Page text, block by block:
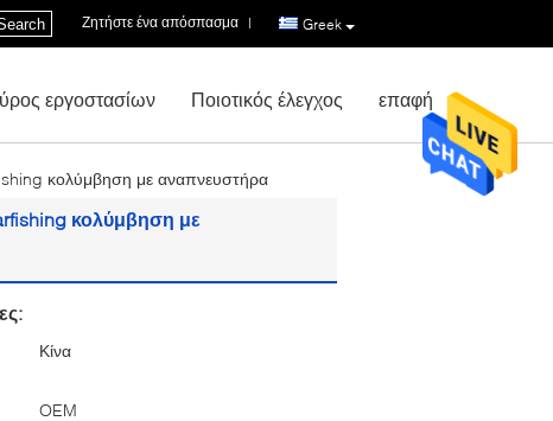
Greek
Ζητήστε ένα απόσπασμα |
εργοστασίων Ποιοτικός έλεγχος επαφή
κολύμβηση με αναπνευστήρα
κολύμβηση με
Κίνα
OEM